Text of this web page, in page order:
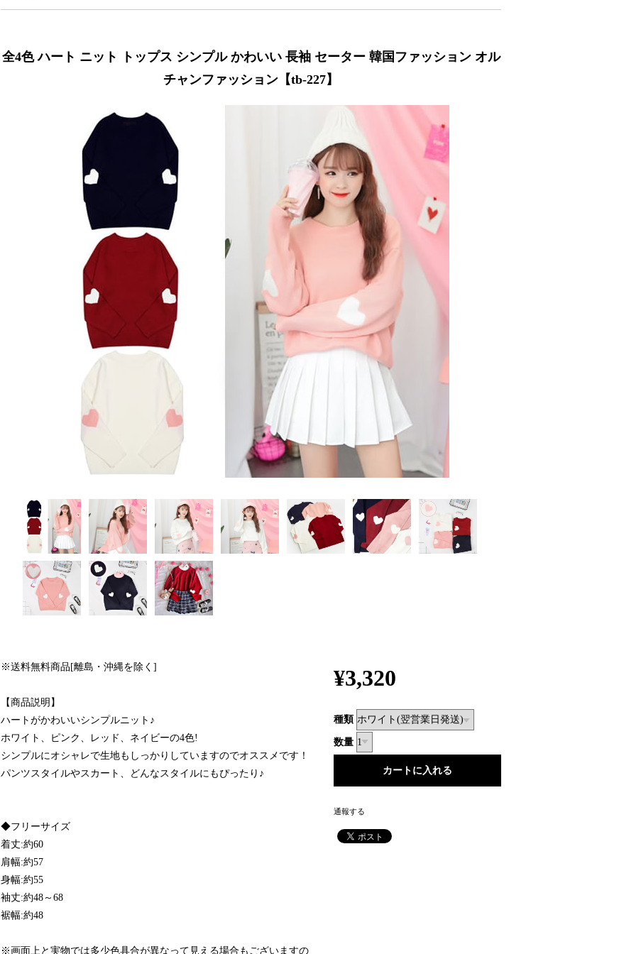
全4色 ハート ニット トップス シンプル かわいい 長袖 セーター 韓国ファッション オル
チャンファッション【tb-227】
※送料無料商品[離島・沖縄を除く]
【商品説明】
ハートがかわいいシンプルニット♪
ホワイト、ピンク、レッド、ネイビーの4色!
シンプルにオシャレで生地もしっかりしていますのでオススメです！
パンツスタイルやスカート、どんなスタイルにもぴったり♪
◆フリーサイズ
着丈:約60
肩幅:約57
身幅:約55
袖丈:約48～68
裾幅:約48
※画面上と実物では多少色具合が異なって見える場合もございますの
¥3,320
種類
数量
通報する